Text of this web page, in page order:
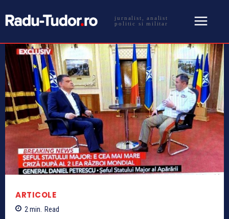
jurnalist, analist
politic si militar
ARTICOLE
2 min. Read